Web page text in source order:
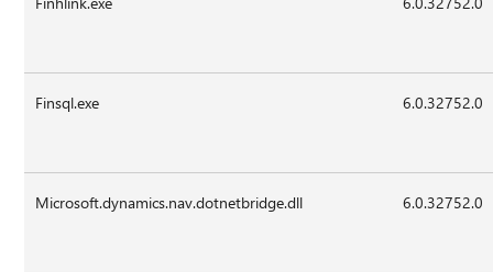
Finsql.exe 6.0.32752.0
Microsoft.dynamics.nav.dotnetbridge.dll 6.0.32752.0